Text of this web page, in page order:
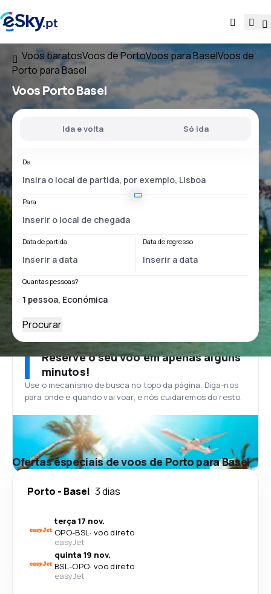
Voos baratosVoos de PortoVoos para BaselVoos de
Porto para Basel
VoosPorto Basel
Ida e volta Só ida
De
Para
Data de partida Data de regresso
Quantas pessoas?
Procurar
Reserve o seu voo em apenas alguns
minutos!
Use o mecanismo de busca no topo da página. Diga-nos
para onde e quando vai voar, e nós cuidaremos do resto.
Ofertas especiais de voos de Porto para Basel
Porto - Basel 3 dias
terça 17 nov.
OPO-BSL· voo direto
easyJet
quinta 19 nov.
BSL-OPO· voo direto
easyJet